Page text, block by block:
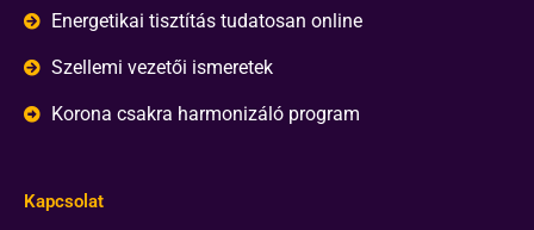
Energetikai tisztítás tudatosan online
Szellemi vezetői ismeretek
Korona csakra harmonizáló program
Kapcsolat